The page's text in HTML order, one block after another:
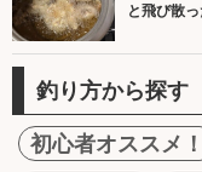
と飛び散
釣り方から探す
初心者オススメ！